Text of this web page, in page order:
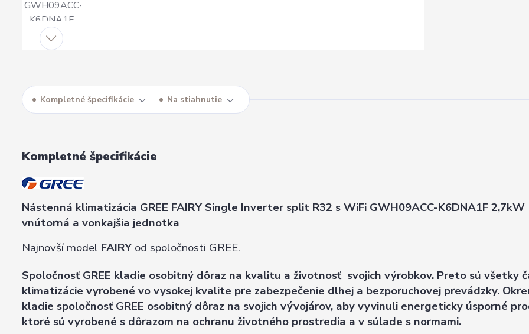
Kompletné špecifikácie Na stiahnutie
Kompletné špecifikácie
Nástenná klimatizácia GREE FAIRY Single Inverter split R32 s WiFi GWH09ACC-K6DNA1F 2,7kW
vnútorná a vonkajšia jednotka
Najnovší model FAIRY od spoločnosti GREE.
Spoločnosť GREE kladie osobitný dôraz na kvalitu a životnosť svojich výrobkov. Preto sú všetky
klimatizácie vyrobené vo vysokej kvalite pre zabezpečenie dlhej a bezporuchovej prevádzky.
kladie spoločnosť GREE osobitný dôraz na svojich vývojárov, aby vyvinuli energeticky úsporné
ktoré sú vyrobené s dôrazom na ochranu životného prostredia a v súlade s normami.